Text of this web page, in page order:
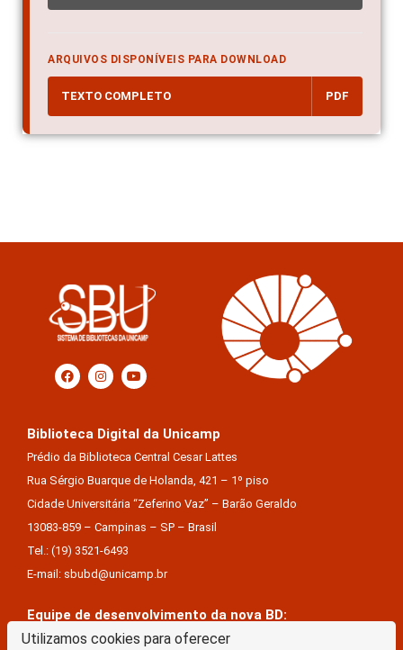
Utilizamos cookies para oferecer
ARQUIVOS DISPONÍVEIS PARA DOWNLOAD
TEXTO COMPLETO PDF
Biblioteca Digital da Unicamp
Prédio da Biblioteca Central Cesar Lattes
Rua Sérgio Buarque de Holanda, 421 – 1º piso
Cidade Universitária “Zeferino Vaz” – Barão Geraldo
13083-859 – Campinas – SP – Brasil
Tel.: (19) 3521-6493
E-mail: sbubd@unicamp.br
Equipe de desenvolvimento da nova BD:
Keite Aparecida Duarte